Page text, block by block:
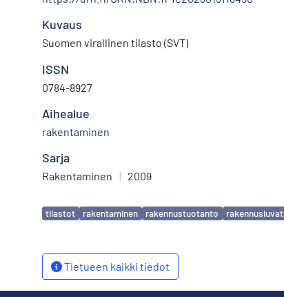
Kuvaus
Suomen virallinen tilasto (SVT)
ISSN
0784-8927
Aihealue
rakentaminen
Sarja
Rakentaminen | 2009
Avainsanat
tilastot rakentaminen rakennustuotanto rakennusluvat
Tietueen kaikki tiedot